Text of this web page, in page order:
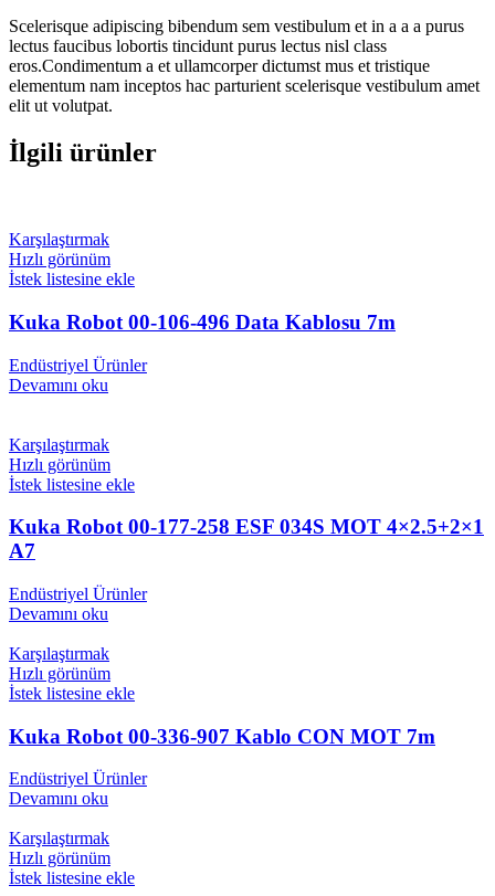
Scelerisque adipiscing bibendum sem vestibulum et in a a a purus
lectus faucibus lobortis tincidunt purus lectus nisl class
eros.Condimentum a et ullamcorper dictumst mus et tristique
elementum nam inceptos hac parturient scelerisque vestibulum amet
elit ut volutpat.
İlgili ürünler
Karşılaştırmak
Hızlı görünüm
İstek listesine ekle
Kuka Robot 00-106-496 Data Kablosu 7m
Endüstriyel Ürünler
Devamını oku
Karşılaştırmak
Hızlı görünüm
İstek listesine ekle
Kuka Robot 00-177-258 ESF 034S MOT 4×2.5+2×1
A7
Endüstriyel Ürünler
Devamını oku
Karşılaştırmak
Hızlı görünüm
İstek listesine ekle
Kuka Robot 00-336-907 Kablo CON MOT 7m
Endüstriyel Ürünler
Devamını oku
Karşılaştırmak
Hızlı görünüm
İstek listesine ekle